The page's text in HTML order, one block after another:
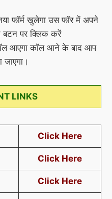
फॉर्म खुलेगा उस फॉर में अपने
बटन पर क्लिक करें
आएगा कॉल आने के बाद आप
जाएगा।
LINKS
Click Here
Click Here
Click Here